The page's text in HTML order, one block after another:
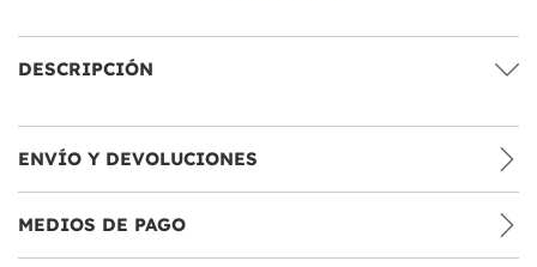
DESCRIPCIÓN
ENVÍO Y DEVOLUCIONES
MEDIOS DE PAGO